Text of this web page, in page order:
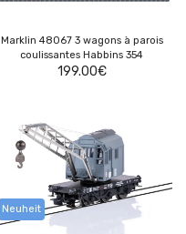
Marklin 48067 3 wagons à parois
coulissantes Habbins 354
199.00€
Neuheit